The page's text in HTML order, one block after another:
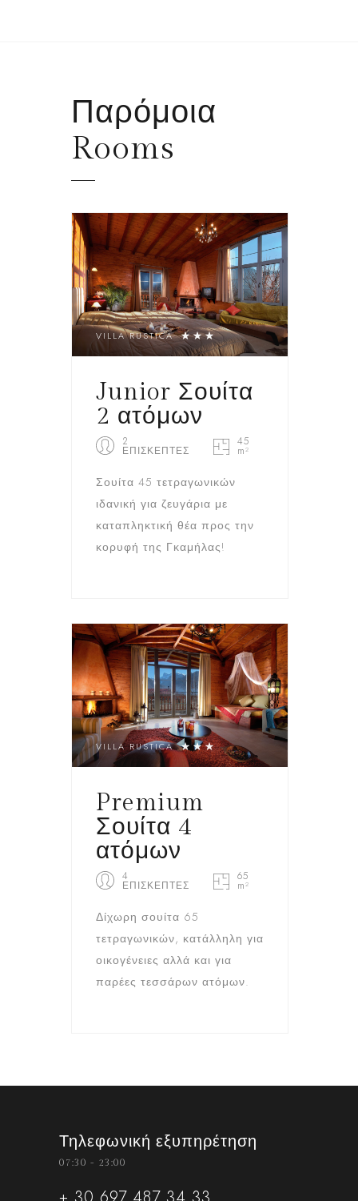
Παρόμοια
Rooms
VILLA RUSTICA
Junior Σουίτα
2 ατόμων
2
ΕΠΙΣΚΕΠΤΕΣ
45
m²
Σουίτα 45 τετραγωνικών
ιδανική για ζευγάρια με
καταπληκτική θέα προς την
κορυφή της Γκαμήλας!
VILLA RUSTICA
Premium
Σουίτα 4
ατόμων
4
ΕΠΙΣΚΕΠΤΕΣ
65
m²
Δίχωρη σουίτα 65
τετραγωνικών, κατάλληλη για
οικογένειες αλλά και για
παρέες τεσσάρων ατόμων.
Τηλεφωνική εξυπηρέτηση
07:30 - 23:00